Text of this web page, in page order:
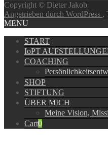
Copyright © Dieter Jakob
Angetrieben durch WordPress ,
MENU
START
IoPT
COACHING
SHOP
STIFTUNG
ÜBER MICH
Meine Vision,
Cart0